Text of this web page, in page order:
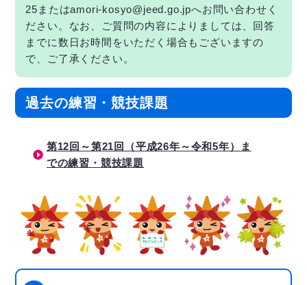
25またはamori-kosyo@jeed.go.jpへお問い合わせく
ださい。なお、ご質問の内容によりましては、回答
までに数日お時間をいただく場合もございますの
で、ご了承ください。
過去の練習・競技課題
第12回～第21回（平成26年～令和5年）ま
での練習・競技課題